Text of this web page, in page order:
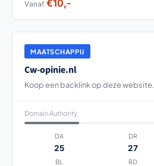
Vanaf €10,-
MAATSCHAPPIJ
Cw-opinie.nl
Koop een backlink op deze website.
Domain Authority
DA
25
DR
27
BL RD